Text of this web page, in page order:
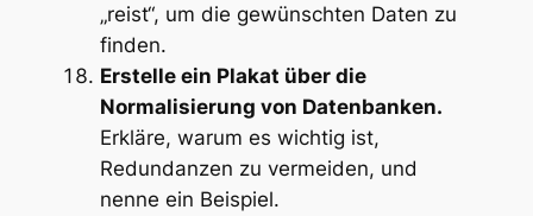
„reist“, um die gewünschten Daten zu
finden.
Erstelle ein Plakat über die
Normalisierung von Datenbanken.
Erkläre, warum es wichtig ist,
Redundanzen zu vermeiden, und
nenne ein Beispiel.